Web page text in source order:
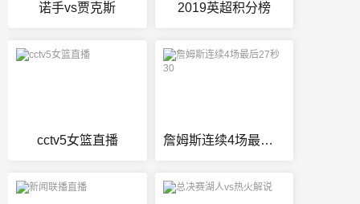
诺手vs贾克斯 2019英超积分榜
cctv5女篮直播 詹姆斯连续4场最后27秒30